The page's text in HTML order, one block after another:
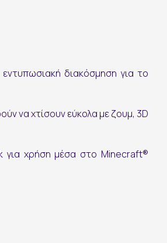
διακόσμηση για το
να χτίσουν εύκολα με ζουμ, 3D
για χρήση μέσα στο Minecraft®